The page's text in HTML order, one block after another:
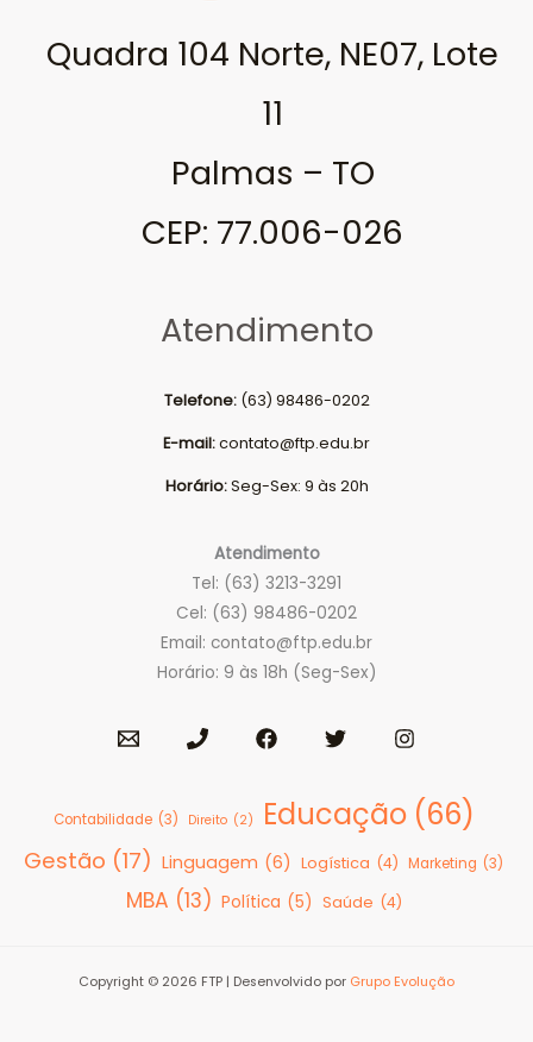
Quadra 104 Norte, NE07, Lote
11
Palmas – TO
CEP: 77.006-026
Atendimento
Telefone: (63) 98486-0202
E-mail:contato@ftp.edu.br
Horário:Seg-Sex: 9 às 20h
Atendimento
Tel: (63) 3213-3291
Cel: (63) 98486-0202
Email: contato@ftp.edu.br
Horário: 9 às 18h (Seg-Sex)
Contabilidade (3) Direito (2) Educação (66)
Gestão (17) Linguagem (6) Logística (4) Marketing (3)
MBA (13) Política (5) Saúde (4)
Copyright © 2026 FTP | Desenvolvido por Grupo Evolução